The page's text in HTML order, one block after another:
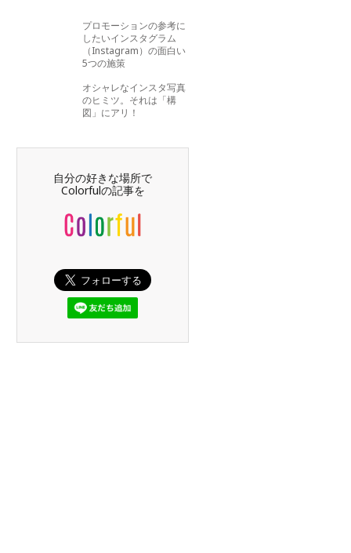
プロモーションの参考に
したいインスタグラム
（Instagram）の面白い
5つの施策
オシャレなインスタ写真
のヒミツ。それは「構
図」にアリ！
自分の好きな場所で
Colorfulの記事を